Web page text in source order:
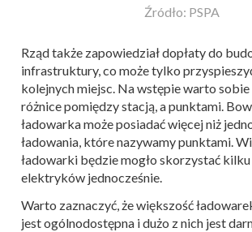
Źródło: PSPA
Rząd także zapowiedział dopłaty do
infrastruktury, co może tylko
kolejnych miejsc. Na wstępie warto
różnice pomiędzy stacją, a punktami.
ładowarka może posiadać więcej niż
ładowania, które nazywamy punktami.
ładowarki będzie mogło skorzystać
elektryków jednocześnie.
Warto zaznaczyć, że większość
jest ogólnodostępna i dużo z nich jest